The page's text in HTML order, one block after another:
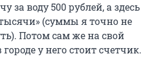
за воду 500 рублей, а здесь
(суммы я точно не
Потом сам же на свой
у него стоит счетчик.